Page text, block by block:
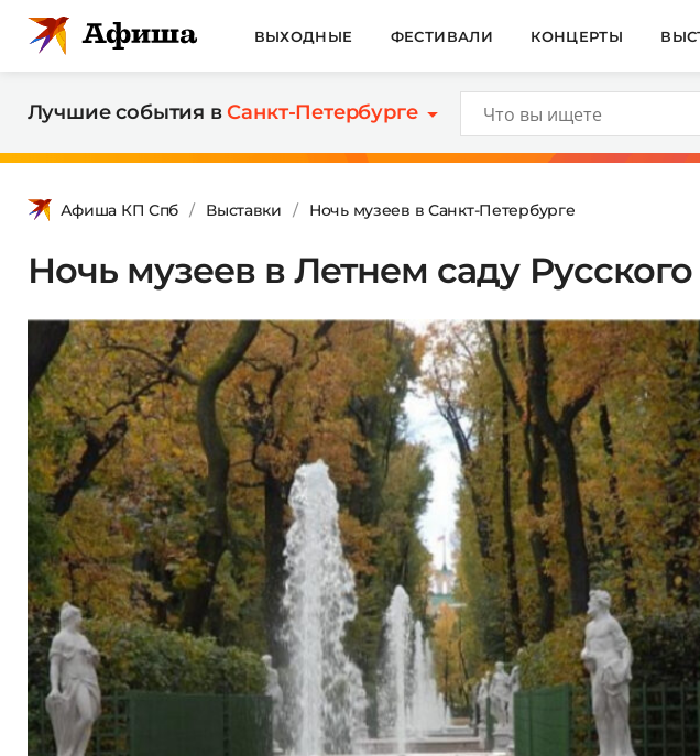
ВЫХОДНЫЕ ФЕСТИВАЛИ КОНЦЕРТЫ
Лучшие события вСанкт-Петербурге
Афиша КП Спб Выставки Ночь музеев в Санкт-Петербурге
Ночь музеев в Летнем саду